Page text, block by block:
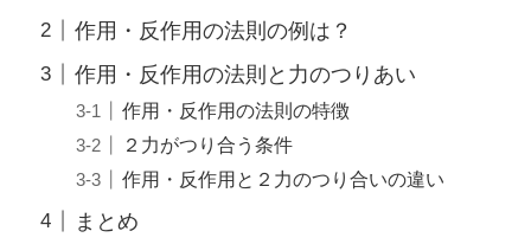
作用・反作用の法則の例は？
作用・反作用の法則と力のつりあい
作用・反作用の法則の特徴
２力がつり合う条件
作用・反作用と２力のつり合いの違い
まとめ